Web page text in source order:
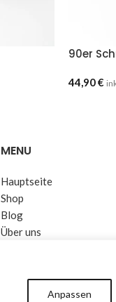
Anpassen
90er
44,90€
MENU
Hauptseite
Shop
Blog
Über uns